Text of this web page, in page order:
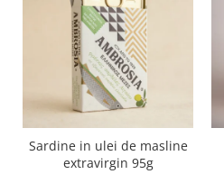
Sardine in ulei de masline
extravirgin 95g